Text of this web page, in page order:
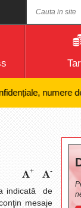
numere de
+ -
indicată de
mesaje